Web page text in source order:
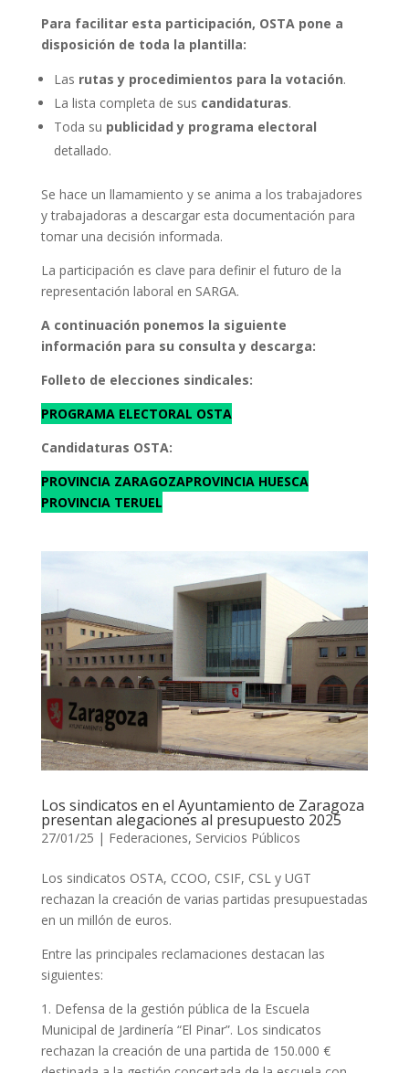
Para facilitar esta participación, OSTA pone a
disposición de toda la plantilla:
Las rutas y procedimientos para la votación.
La lista completa de sus candidaturas.
Toda su publicidad y programa electoral
detallado.
Se hace un llamamiento y se anima a los trabajadores
y trabajadoras a descargar esta documentación para
tomar una decisión informada.
La participación es clave para definir el futuro de la
representación laboral en SARGA.
A continuación ponemos la siguiente
información para su consulta y descarga:
Folleto de elecciones sindicales:
PROGRAMA ELECTORAL OSTA
Candidaturas OSTA:
PROVINCIA ZARAGOZAPROVINCIA HUESCA
PROVINCIA TERUEL
Los sindicatos en el Ayuntamiento de Zaragoza
presentan alegaciones al presupuesto 2025
27/01/25 | Federaciones, Servicios Públicos
Los sindicatos OSTA, CCOO, CSIF, CSL y UGT
rechazan la creación de varias partidas presupuestadas
en un millón de euros.
Entre las principales reclamaciones destacan las
siguientes:
1. Defensa de la gestión pública de la Escuela
Municipal de Jardinería “El Pinar”. Los sindicatos
rechazan la creación de una partida de 150.000 €